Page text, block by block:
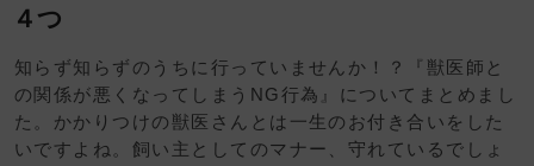
４つ
知らず知らずのうちに行っていませんか！？『獣医師と
の関係が悪くなってしまうNG行為』についてまとめまし
た。かかりつけの獣医さんとは一生のお付き合いをした
いですよね。飼い主としてのマナー、守れているでしょ